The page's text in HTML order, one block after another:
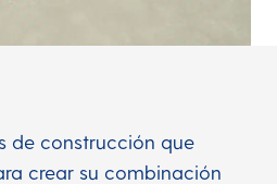
de construcción que
crear su combinación